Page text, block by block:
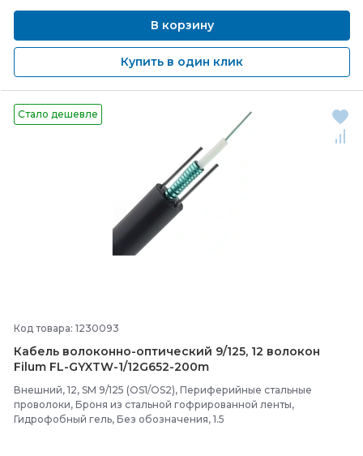
В корзину
Купить в один клик
Стало дешевле
Код товара: 1230093
Кабель волоконно-оптический 9/125, 12 волокон
Filum FL-GYXTW-1/12G652-200m
Внешний, 12, SM 9/125 (OS1/OS2), Периферийные стальные
проволоки, Броня из стальной гофрированной ленты,
Гидрофобный гель, Без обозначения, 1.5